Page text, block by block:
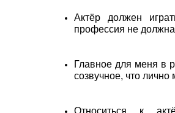
Актёр должен
профессия не
Главное для меня в
созвучное, что лично
Относиться к